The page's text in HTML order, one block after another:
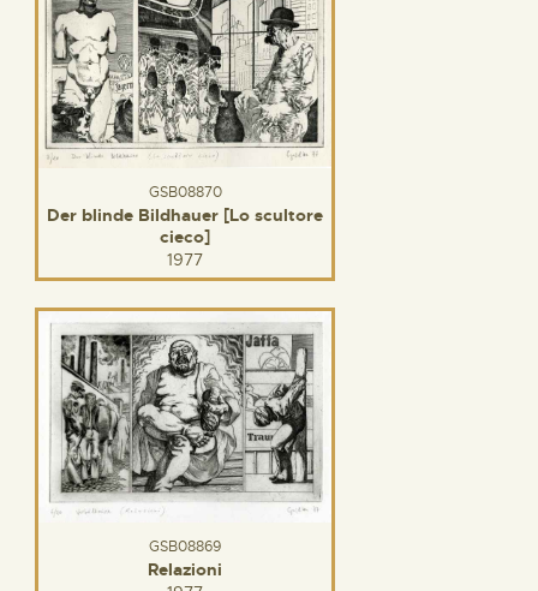
GSB08870
Der blinde Bildhauer [Lo scultore
cieco]
1977
GSB08869
Relazioni